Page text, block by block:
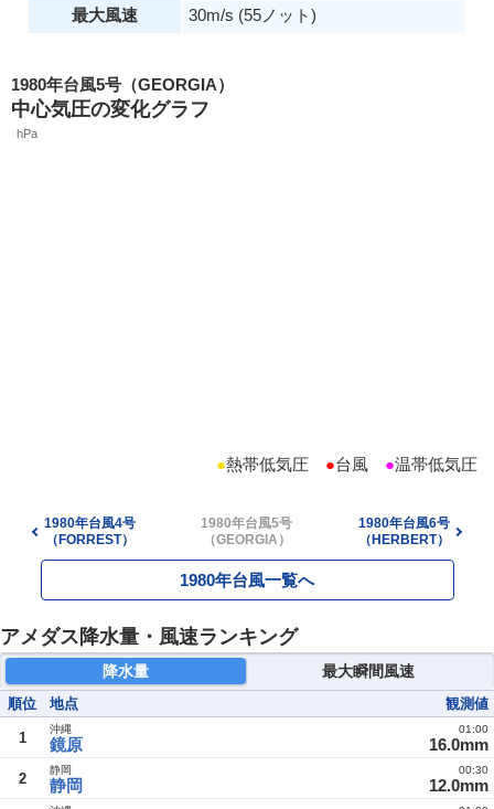
最大風速
30m/s (55ノット)
1980年台風5号（GEORGIA）
中心気圧の変化グラフ
hPa
●熱帯低気圧 ●台風 ●温帯低気圧
1980年台風4号
（FORREST）
1980年台風5号
（GEORGIA）
1980年台風6号
（HERBERT）
1980年台風一覧へ
アメダス降水量・風速ランキング
降水量 最大瞬間風速
順位 地点 観測値
1 鏡原
沖縄
16.0mm
01:00
2 静岡
静岡
12.0mm
00:30